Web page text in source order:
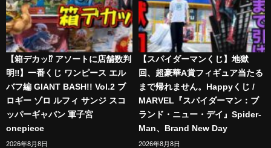
【箱デカッ⁉︎ アソートに店舗数判
明‼︎】一番くじ ワンピース エル
バフ編 GIANT BASH!! Vol.2 ブ
ロギー ゾロ ルフィ サンジ スコ
ッパーギャバン 軍子宮
onepiece
2026年8月8日
【スパイダーマンくじ】地獄
回、超豪華A賞フィギュア当たる
まで帰れません。Happyくじ /
MARVEL『スパイダーマン：ブ
ランド・ニュー・デイ』Spider-
Man、Brand New Day
2026年8月8日